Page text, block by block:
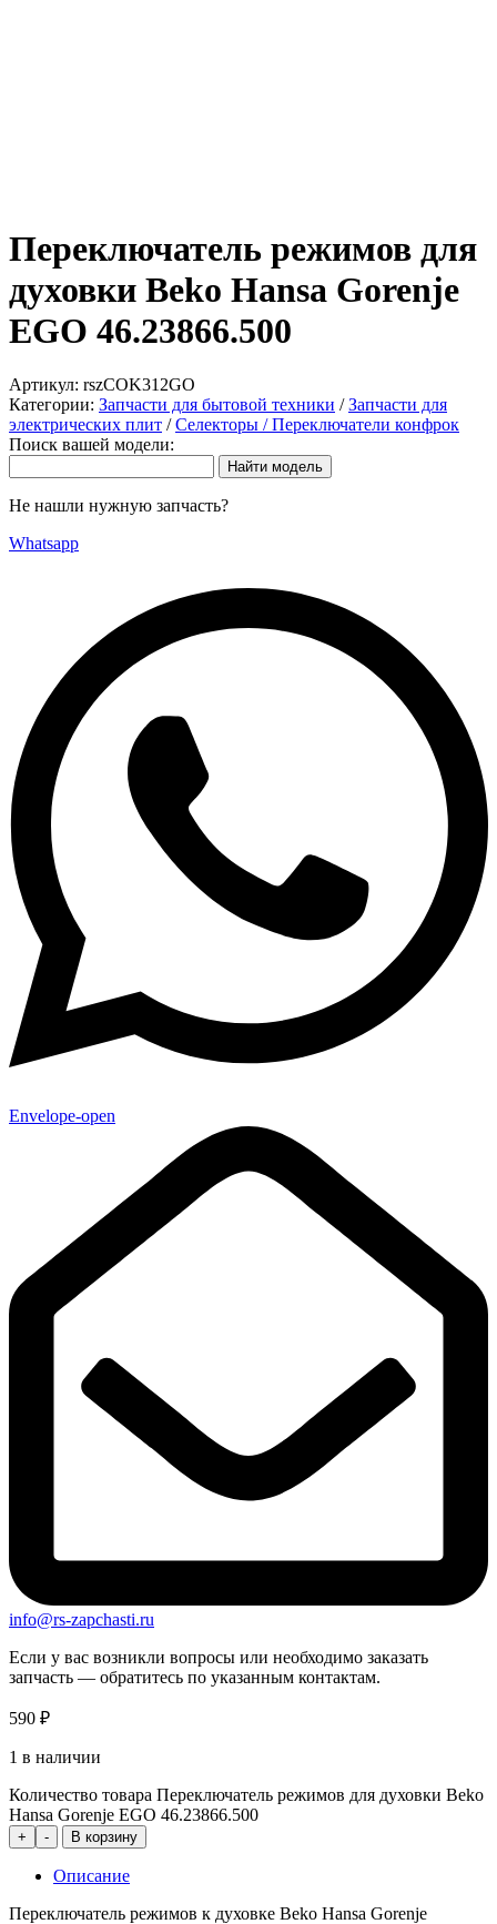
Переключатель режимов для
духовки Beko Hansa Gorenje
EGO 46.23866.500
Артикул: rszCOK312GO
Категории: Запчасти для бытовой техники /Запчасти для
электрических плит /Селекторы / Переключатели конфрок
Поиск вашей модели:
Не нашли нужную запчасть?
Whatsapp
Envelope-open
info@rs-zapchasti.ru
Если у вас возникли вопросы или необходимо заказать
запчасть — обратитесь по указанным контактам.
590 ₽
1 в наличии
Количество товара Переключатель режимов для духовки Beko
Hansa Gorenje EGO 46.23866.500
+ - В корзину
Описание
Переключатель режимов к духовке Beko Hansa Gorenje